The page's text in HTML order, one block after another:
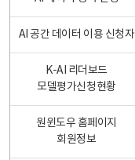
AI 공간 데이터 이용 신청자
K-AI 리더보드
모델평가신청현황
원윈도우 홈페이지
회원정보